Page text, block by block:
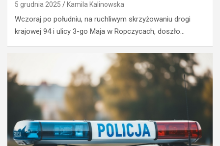
5 grudnia 2025 Kamila Kalinowska
Wczoraj po południu, na ruchliwym skrzyżowaniu drogi
krajowej 94 i ulicy 3-go Maja w Ropczycach, doszło…